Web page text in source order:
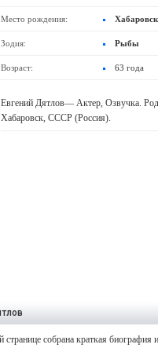
Место рождения:
Зодия: Рыбы
Возраст: 63 года
Евгений Дятлов— Актер, Озвучка.
Хабаровск, СССР (Россия).
собрана краткая